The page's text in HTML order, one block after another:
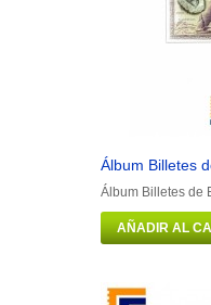
Álbum Billetes
Álbum Billetes de
AÑADIR AL